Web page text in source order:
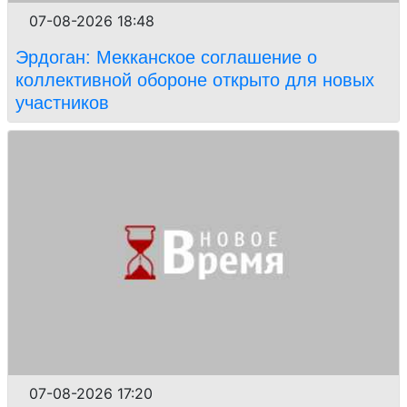
07-08-2026 18:48
Эрдоган: Мекканское соглашение о
коллективной обороне открыто для новых
участников
07-08-2026 17:20